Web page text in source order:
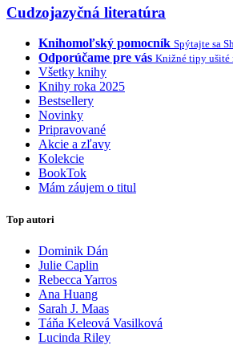
Cudzojazyčná literatúra
Knihomoľský pomocník Spýtajte sa
Odporúčame pre vás Knižné tipy ušité
Všetky knihy
Knihy roka 2025
Bestsellery
Novinky
Pripravované
Akcie a zľavy
Kolekcie
BookTok
Mám záujem o titul
Top autori
Dominik Dán
Julie Caplin
Rebecca Yarros
Ana Huang
Sarah J. Maas
Táňa Keleová Vasilková
Lucinda Riley